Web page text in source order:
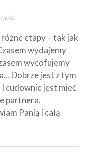
etapy – tak jak
wydajemy
wycofujemy
Dobrze jest z tym
I cudownie jest mieć
partnera.
Panią i całą